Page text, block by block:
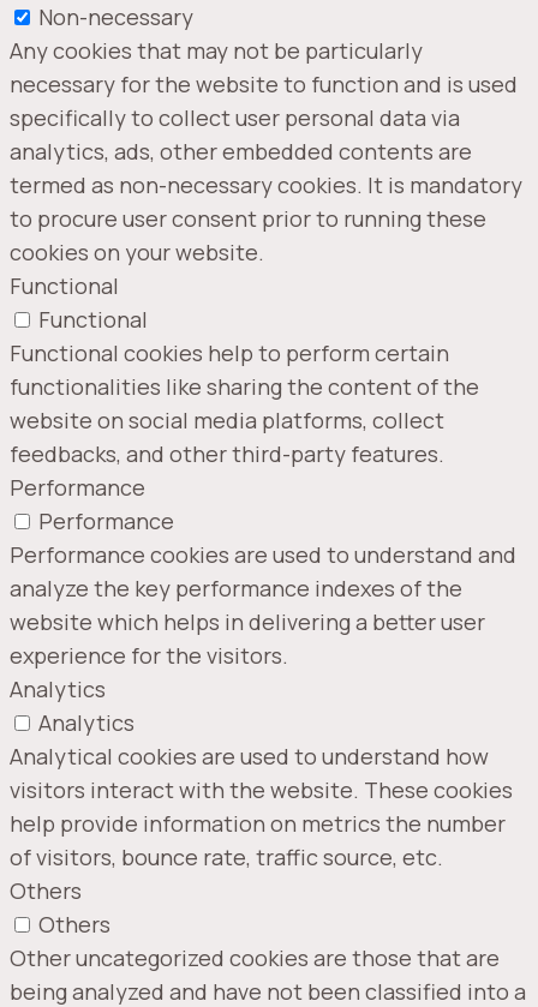
Non-necessary
Any cookies that may not be particularly
necessary for the website to function and is used
specifically to collect user personal data via
analytics, ads, other embedded contents are
termed as non-necessary cookies. It is mandatory
to procure user consent prior to running these
cookies on your website.
Functional
Functional
Functional cookies help to perform certain
functionalities like sharing the content of the
website on social media platforms, collect
feedbacks, and other third-party features.
Performance
Performance
Performance cookies are used to understand and
analyze the key performance indexes of the
website which helps in delivering a better user
experience for the visitors.
Analytics
Analytics
Analytical cookies are used to understand how
visitors interact with the website. These cookies
help provide information on metrics the number
of visitors, bounce rate, traffic source, etc.
Others
Others
Other uncategorized cookies are those that are
being analyzed and have not been classified into a